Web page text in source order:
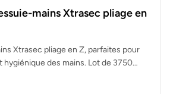
mains Xtrasec pliage en
Xtrasec pliage en Z, parfaites pour
hygiénique des mains. Lot de 3750